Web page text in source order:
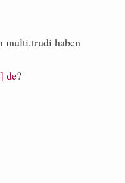
multi.trudi haben
de?